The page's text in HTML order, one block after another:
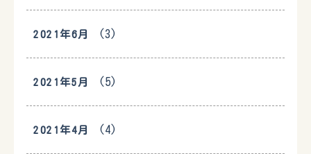
2021年6月 (3)
2021年5月 (5)
2021年4月 (4)